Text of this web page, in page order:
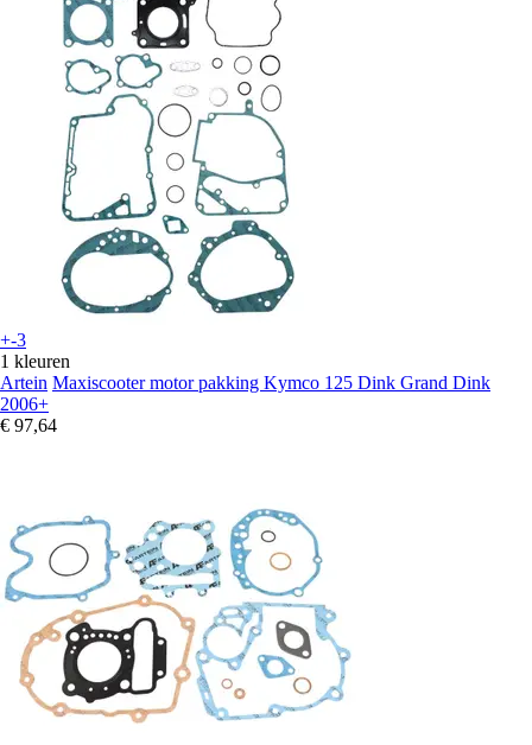
+-3
1 kleuren
Artein Maxiscooter motor pakking Kymco 125 Dink Grand Dink
2006+
€ 97,64